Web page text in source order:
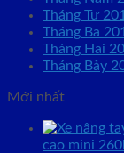
Tháng Tư
Tháng Ba
Tháng Hai
Tháng Bảy
Mới nhất
cao mini